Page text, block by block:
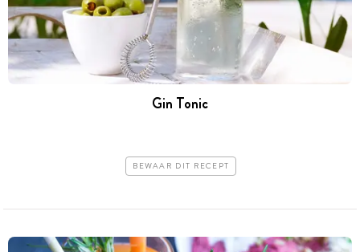
Gin Tonic
BEWAAR DIT RECEPT